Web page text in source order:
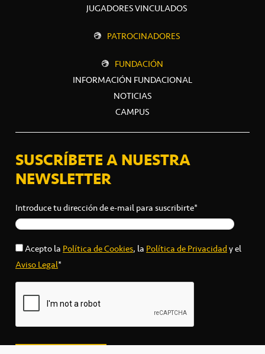
JUGADORES VINCULADOS
PATROCINADORES
FUNDACIÓN
INFORMACIÓN FUNDACIONAL
NOTICIAS
CAMPUS
SUSCRÍBETE A NUESTRA
NEWSLETTER
Introduce tu dirección de e-mail para suscribirte*
Acepto laPolítica de Cookies, laPolítica de Privacidady el
Aviso Legal*